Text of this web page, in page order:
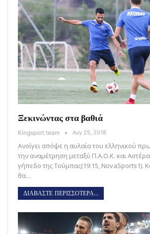
Ξεκινώντας στα βαθιά
Kingsport team Αυγ 25, 2018
Ανοίγει απόψε η αυλαία του ελληνικού
την αναμέτρηση μεταξύ Π.Α.Ο.Κ. και
γήπεδο της Τούμπας(19:15, NovaSports1).
θα…
ΔΙΑΒΑΣΤΕ ΠΕΡΙΣΣΟΤΕΡΑ...